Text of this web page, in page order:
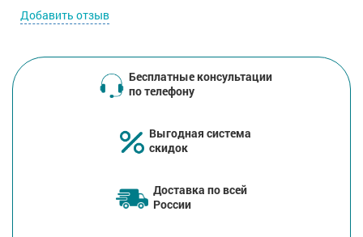
Добавить отзыв
Бесплатные консультации
по телефону
Выгодная система
скидок
Доставка по всей
России